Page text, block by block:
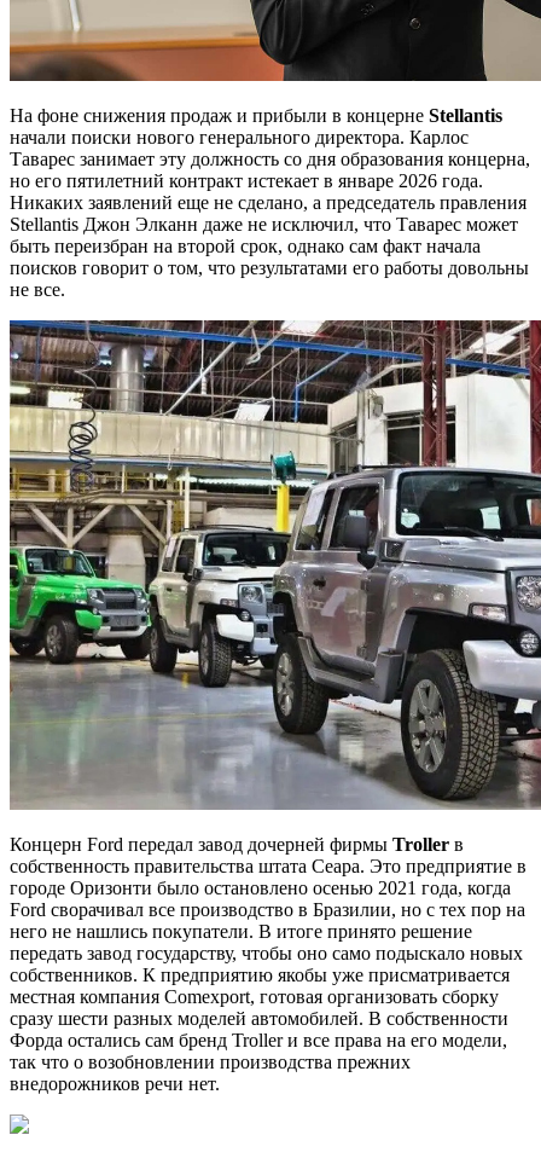
На фоне снижения продаж и прибыли в концерне Stellantis
начали поиски нового генерального директора. Карлос
Таварес занимает эту должность со дня образования концерна,
но его пятилетний контракт истекает в январе 2026 года.
Никаких заявлений еще не сделано, а председатель правления
Stellantis Джон Элканн даже не исключил, что Таварес может
быть переизбран на второй срок, однако сам факт начала
поисков говорит о том, что результатами его работы довольны
не все.
Концерн Ford передал завод дочерней фирмы Troller в
собственность правительства штата Сеара. Это предприятие в
городе Оризонти было остановлено осенью 2021 года, когда
Ford сворачивал все производство в Бразилии, но с тех пор на
него не нашлись покупатели. В итоге принято решение
передать завод государству, чтобы оно само подыскало новых
собственников. К предприятию якобы уже присматривается
местная компания Comexport, готовая организовать сборку
сразу шести разных моделей автомобилей. В собственности
Форда остались сам бренд Troller и все права на его модели,
так что о возобновлении производства прежних
внедорожников речи нет.